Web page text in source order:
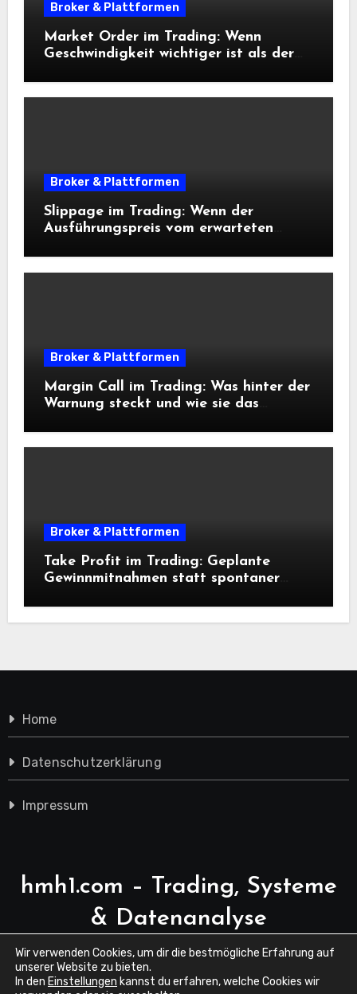
Broker & Plattformen
Market Order im Trading: Wenn
Geschwindigkeit wichtiger ist als der
Broker & Plattformen
Slippage im Trading: Wenn der
Ausführungspreis vom erwarteten
Broker & Plattformen
Margin Call im Trading: Was hinter der
Warnung steckt und wie sie das
Broker & Plattformen
Take Profit im Trading: Geplante
Gewinnmitnahmen statt spontaner
Home
Datenschutzerklärung
Impressum
hmh1.com – Trading, Systeme
& Datenanalyse
Wir verwenden Cookies, um dir die bestmögliche Erfahrung auf
unserer Website zu bieten.
In den Einstellungen kannst du erfahren, welche Cookies wir